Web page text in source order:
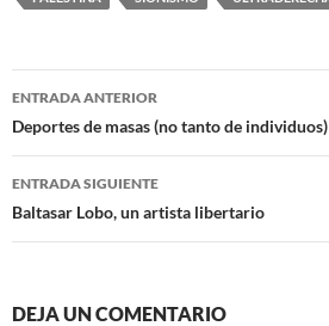
Navegación
de
entradas
ENTRADA ANTERIOR
Deportes de masas (no tanto de individuos)
ENTRADA SIGUIENTE
Baltasar Lobo, un artista libertario
DEJA UN COMENTARIO